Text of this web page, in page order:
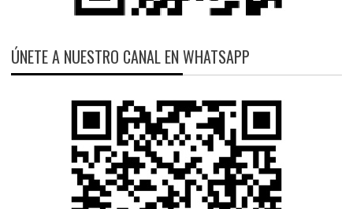
ÚNETE A NUESTRO CANAL EN WHATSAPP